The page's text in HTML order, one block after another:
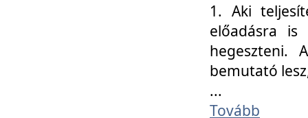
1. Aki
előadásra
hegeszteni.
bemutató
...
Tovább